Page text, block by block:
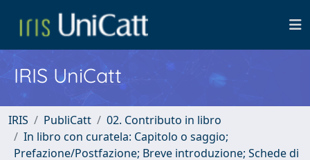
IRIS UniCatt
IRIS PubliCatt
02. Contributo in libro
In libro con curatela: Capitolo o saggio;
Prefazione/Postfazione; Breve introduzione; Schede di